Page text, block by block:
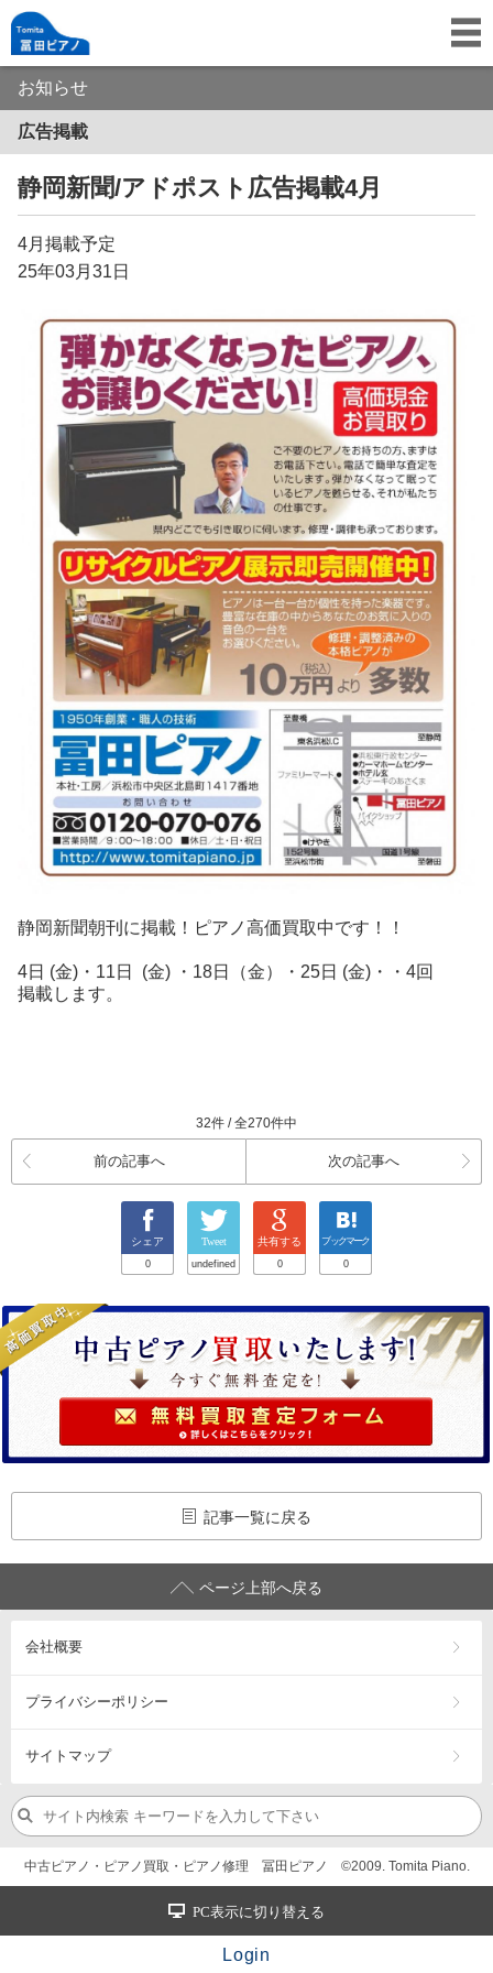
お知らせ
広告掲載
静岡新聞/アドポスト広告掲載4月
4月掲載予定
25年03月31日
静岡新聞朝刊に掲載！ピアノ高価買取中です！！
4日 (金)・11日 (金) ・18日（金）・25日 (金)・・4回
掲載します。
32件 / 全270件中
前の記事へ 次の記事へ
シェア
0
Tweet
undefined
共有する
0
ブックマーク
0
記事一覧に戻る
ページ上部へ戻る
会社概要
プライバシーポリシー
サイトマップ
中古ピアノ・ピアノ買取・ピアノ修理 冨田ピアノ ©2009. Tomita Piano.
PC表示に切り替える
Login